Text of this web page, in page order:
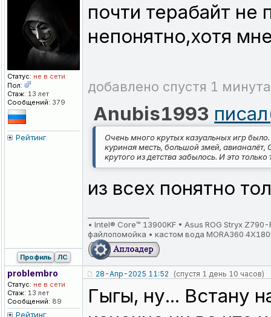
Статус: не в сети
Пол:
Стаж: 13 лет
Сообщений: 379
Рейтинг
почти терабайт
непонятно,хотя
добавлено спустя 1
Anubis1993
Очень много крутых казуальных игр
куриная месть, большой змей,
крутого из детства забылось. И это
из всех понятно
• Intel® Core™ 13900KF • Asus ROG Stryx
файлопомойка • кастом вода MORA360
Профиль ЛС
problembro
Статус: не в сети
Стаж: 13 лет
Сообщений: 89
Рейтинг
28-Апр-2025 11:52 (спустя 1 день 10 часов)
Гыгы, ну... Встану